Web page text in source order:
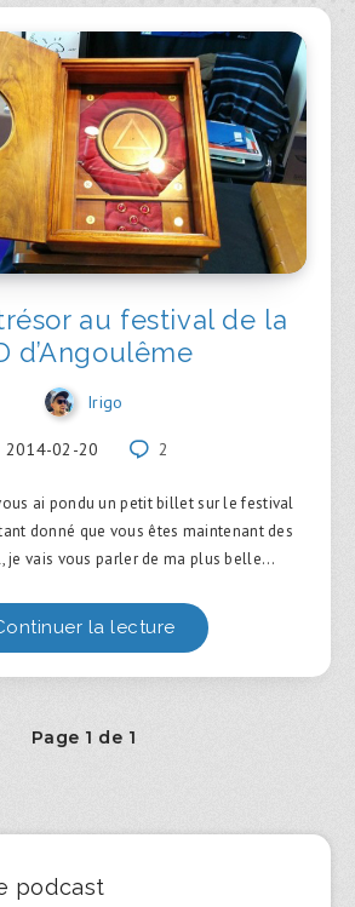
au festival de la
d’Angoulême
Irigo
2014-02-20 2
ai pondu un petit billet sur le festival
donné que vous êtes maintenant des
je vais vous parler de ma plus belle…
la lecture
Page 1 de 1
podcast